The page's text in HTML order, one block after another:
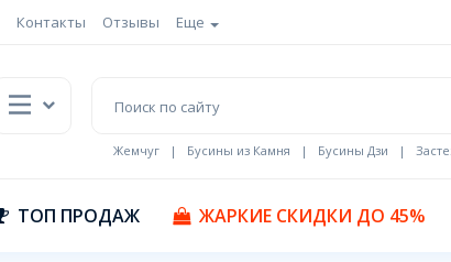
Контакты Отзывы Еще
Жемчуг | Бусины из Камня | Бусины Дзи |
ТОП ПРОДАЖ ЖАРКИЕ СКИДКИ ДО 45%